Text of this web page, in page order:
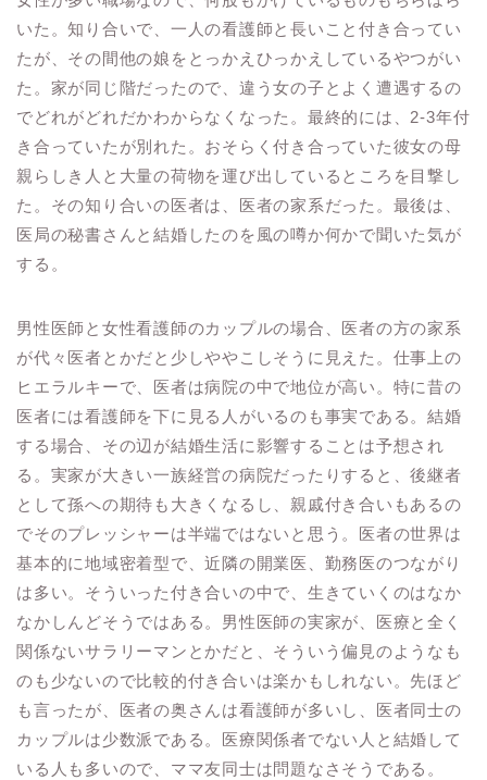
いた。知り合いで、一人の看護師と長いこと付き合ってい
たが、その間他の娘をとっかえひっかえしているやつがい
た。家が同じ階だったので、違う女の子とよく遭遇するの
でどれがどれだかわからなくなった。最終的には、2-3年付
き合っていたが別れた。おそらく付き合っていた彼女の母
親らしき人と大量の荷物を運び出しているところを目撃し
た。その知り合いの医者は、医者の家系だった。最後は、
医局の秘書さんと結婚したのを風の噂か何かで聞いた気が
する。
男性医師と女性看護師のカップルの場合、医者の方の家系
が代々医者とかだと少しややこしそうに見えた。仕事上の
ヒエラルキーで、医者は病院の中で地位が高い。特に昔の
医者には看護師を下に見る人がいるのも事実である。結婚
する場合、その辺が結婚生活に影響することは予想され
る。実家が大きい一族経営の病院だったりすると、後継者
として孫への期待も大きくなるし、親戚付き合いもあるの
でそのプレッシャーは半端ではないと思う。医者の世界は
基本的に地域密着型で、近隣の開業医、勤務医のつながり
は多い。そういった付き合いの中で、生きていくのはなか
なかしんどそうではある。男性医師の実家が、医療と全く
関係ないサラリーマンとかだと、そういう偏見のようなも
のも少ないので比較的付き合いは楽かもしれない。先ほど
も言ったが、医者の奥さんは看護師が多いし、医者同士の
カップルは少数派である。医療関係者でない人と結婚して
いる人も多いので、ママ友同士は問題なさそうである。